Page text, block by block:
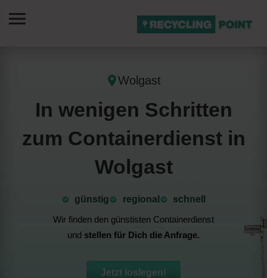
Wolgast
In wenigen Schritten
zum Containerdienst in
Wolgast
günstig ⁠regional
schnell
Wir finden den günstisten Containerdienst
und stellen für Dich die Anfrage.
Jetzt loslegen!